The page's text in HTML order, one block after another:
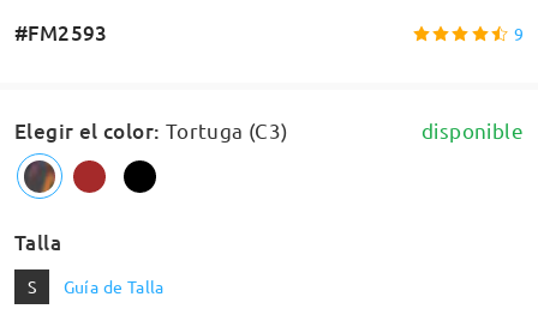
#FM2593 9
Elegir el color: Tortuga (C3) disponible
Talla
S Guía de Talla